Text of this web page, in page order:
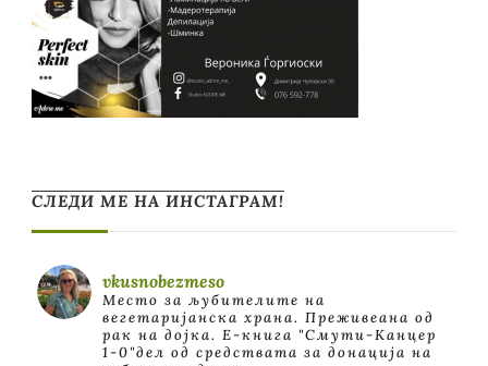
СЛЕДИ МЕ НА ИНСТАГРАМ!
vkusnobezmeso
Место за љубителите на
вегетаријанска храна. Преживеана од
рак на дојка. E-книга "Смути-Канцер
1-0"дел од средствата за донација на